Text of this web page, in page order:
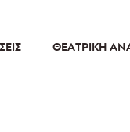
ΘΕΑΤΡΙΚΉ